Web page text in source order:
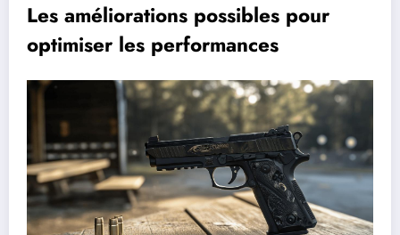
Les améliorations possibles pour
optimiser les performances